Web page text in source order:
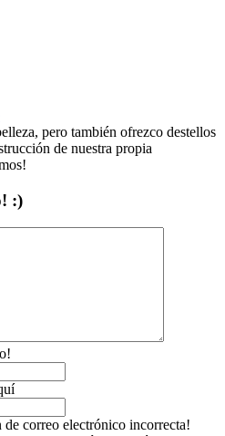
pero también ofrezco destellos
de nuestra propia
:)
correo electrónico incorrecta!